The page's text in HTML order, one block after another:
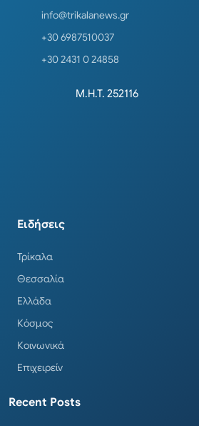
info@trikalanews.gr
+30 6987510037
+30 2431 0 24858
Μ.Η.Τ. 252116
Ειδήσεις
Τρίκαλα
Θεσσαλία
Ελλάδα
Κόσμος
Κοινωνικά
Επιχειρείν
Recent Posts